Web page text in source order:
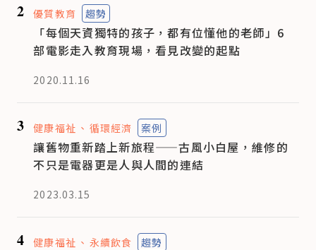
2 優質教育 趨勢
「每個天資獨特的孩子，都有位懂他的老師」6
部電影走入教育現場，看見改變的起點
2020.11.16
3 健康福祉 循環經濟 案例
讓舊物重新踏上新旅程——古風小白屋，維修的
不只是電器更是人與人間的連結
2023.03.15
4 健康福祉 永續飲食 趨勢